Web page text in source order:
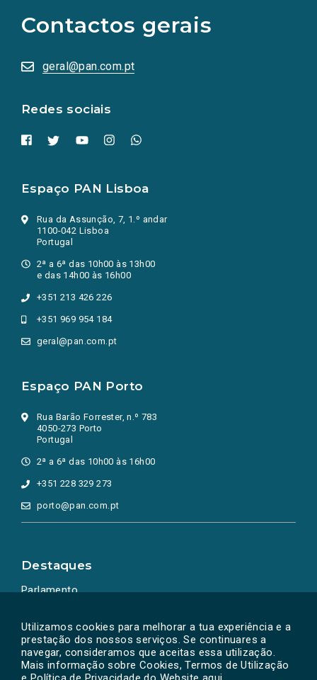
Utilizamos cookies para melhorar a tua experiência e a
prestação dos nossos serviços. Se continuares a
navegar, consideramos que aceitas essa utilização.
Mais informação sobre Cookies, Termos de Utilização
Contactos gerais
geral@pan.com.pt
Redes sociais
redes
sociais
numa
nova
Espaço PAN Lisboa
Rua da Assunção, 7, 1.º andar
1100-042 Lisboa
Portugal
2ª a 6ª das 10h00 às 13h00
e das 14h00 às 16h00
+351 213 426 226
+351 969 954 184
geral@pan.com.pt
Espaço PAN Porto
Rua Barão Forrester, n.º 783
4050-273 Porto
Portugal
2ª a 6ª das 10h00 às 16h00
+351 228 329 273
porto@pan.com.pt
Destaques
Parlamento